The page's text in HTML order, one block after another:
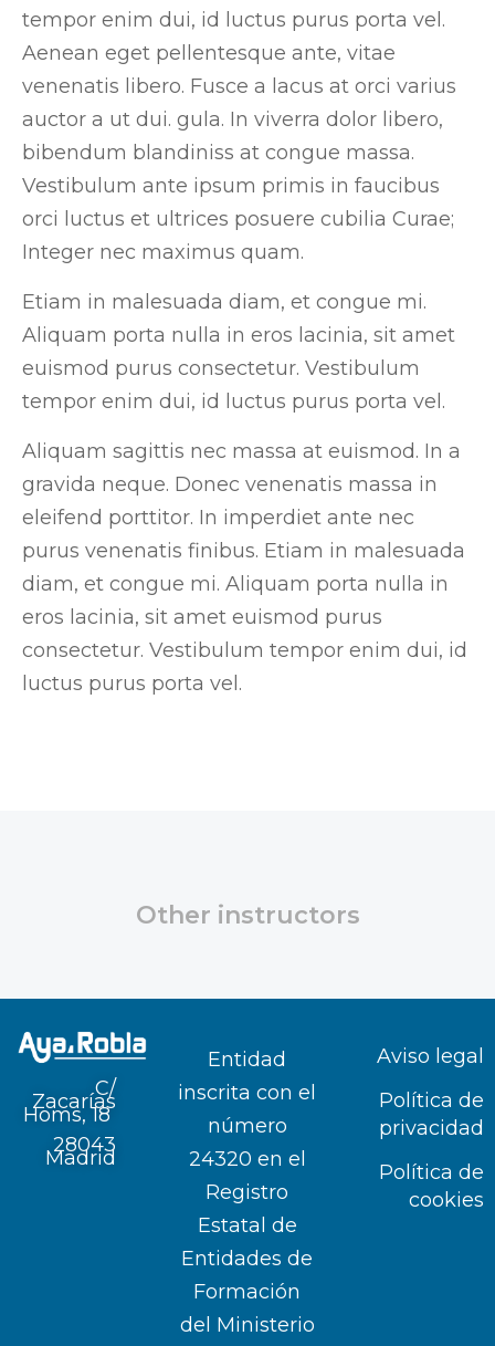
tempor enim dui, id luctus purus porta vel.
Aenean eget pellentesque ante, vitae
venenatis libero. Fusce a lacus at orci varius
auctor a ut dui. gula. In viverra dolor libero,
bibendum blandiniss at congue massa.
Vestibulum ante ipsum primis in faucibus
orci luctus et ultrices posuere cubilia Curae;
Integer nec maximus quam.
Etiam in malesuada diam, et congue mi.
Aliquam porta nulla in eros lacinia, sit amet
euismod purus consectetur. Vestibulum
tempor enim dui, id luctus purus porta vel.
Aliquam sagittis nec massa at euismod. In a
gravida neque. Donec venenatis massa in
eleifend porttitor. In imperdiet ante nec
purus venenatis finibus. Etiam in malesuada
diam, et congue mi. Aliquam porta nulla in
eros lacinia, sit amet euismod purus
consectetur. Vestibulum tempor enim dui, id
luctus purus porta vel.
Other instructors
C/
Zacarías
Homs, 18
28043
Madrid
Entidad
inscrita con el
número
24320 en el
Registro
Estatal de
Entidades de
Formación
del Ministerio
Aviso legal
Política de
privacidad
Política de
cookies